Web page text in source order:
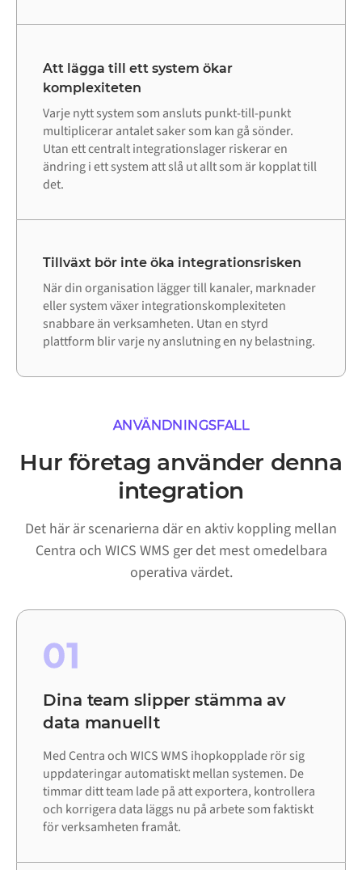
Att lägga till ett system ökar
komplexiteten
Varje nytt system som ansluts punkt-till-punkt
multiplicerar antalet saker som kan gå sönder.
Utan ett centralt integrationslager riskerar en
ändring i ett system att slå ut allt som är kopplat till
det.
Tillväxt bör inte öka integrationsrisken
När din organisation lägger till kanaler, marknader
eller system växer integrationskomplexiteten
snabbare än verksamheten. Utan en styrd
plattform blir varje ny anslutning en ny belastning.
ANVÄNDNINGSFALL
Hur företag använder denna
integration
Det här är scenarierna där en aktiv koppling mellan
Centra och WICS WMS ger det mest omedelbara
operativa värdet.
01
Dina team slipper stämma av
data manuellt
Med Centra och WICS WMS ihopkopplade rör sig
uppdateringar automatiskt mellan systemen. De
timmar ditt team lade på att exportera, kontrollera
och korrigera data läggs nu på arbete som faktiskt
för verksamheten framåt.